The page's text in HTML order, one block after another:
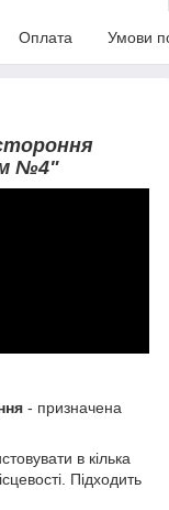
Оплата Умови
№4"
- призначена
в кілька
Підходить